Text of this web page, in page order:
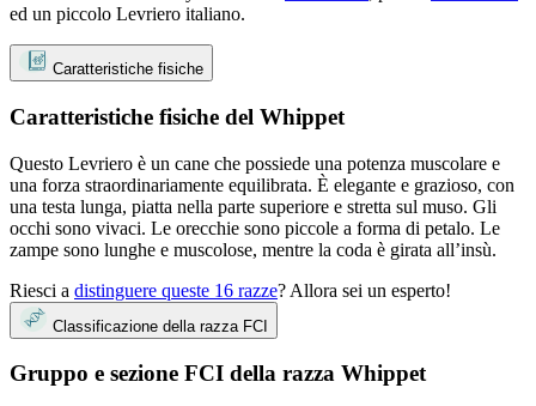
ed un piccolo Levriero italiano.
Caratteristiche fisiche
Caratteristiche fisiche del Whippet
Questo Levriero è un cane che possiede una potenza muscolare e
una forza straordinariamente equilibrata. È elegante e grazioso, con
una testa lunga, piatta nella parte superiore e stretta sul muso. Gli
occhi sono vivaci. Le orecchie sono piccole a forma di petalo. Le
zampe sono lunghe e muscolose, mentre la coda è girata all’insù.
Riesci a distinguere queste 16 razze? Allora sei un esperto!
Classificazione della razza FCI
Gruppo e sezione FCI della razza Whippet